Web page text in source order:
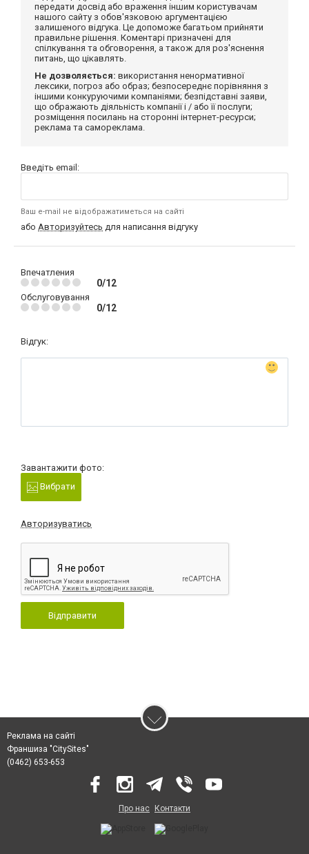
передати досвід або враження іншим користувачам
нашого сайту з обов'язковою аргументацією
залишеного відгука. Це допоможе багатьом прийняти
правильне рішення. Коментарі призначені для
спілкування та обговорення, а також для роз'яснення
питань, що цікавлять.
Не дозволяється: використання ненормативної
лексики, погроз або образ; безпосереднє порівняння з
іншими конкуруючими компаніями; безпідставні заяви,
що ображають діяльність компанії і / або її послуги;
розміщення посилань на сторонні інтернет-ресурси;
реклама та самореклама.
Введіть email:
Ваш e-mail не відображатиметься на сайті
або Авторизуйтесь для написання відгуку
Впечатления
0/12
Обслуговування
0/12
Відгук:
Завантажити фото:
Вибрати
Авторизуватись
Відправити
Реклама на сайті
Франшиза "CitySites"
(0462) 653-653
Про нас Контакти